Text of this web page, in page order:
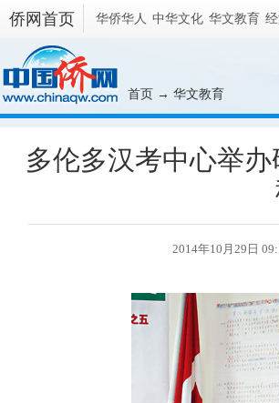
侨网首页 华侨华人 中华文化 华文教育
首页 → 华文教育
多伦多汉考中心举
2014年10月29日